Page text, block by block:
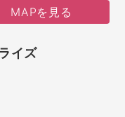
MAPを見る
イズ